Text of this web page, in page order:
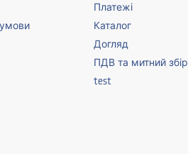
Платежі
Каталог
Догляд
ПДВ та митний збір
test